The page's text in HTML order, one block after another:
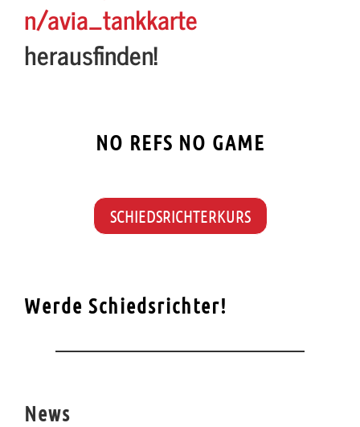
n/avia_tankkarte
herausfinden!
NO REFS NO GAME
SCHIEDSRICHTERKURS
Werde Schiedsrichter!
News